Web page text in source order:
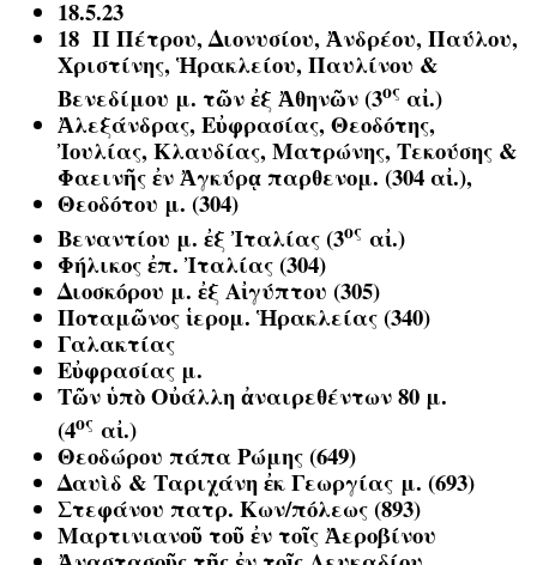
18.5.23
18 Π Πέτρου, Διονυσίου, Ἀνδρέου, Παύλου,
Χριστίνης, Ἡρακλείου, Παυλίνου &
Βενεδίμου μ. τῶν ἐξ Ἀθηνῶν (3ος αἰ.)
Ἀλεξάνδρας, Εὐφρασίας, Θεοδότης,
Ἰουλίας, Κλαυδίας, Ματρώνης, Τεκούσης &
Φαεινῆς ἐν Ἀγκύρᾳ παρθενομ. (304 αἰ.),
Θεοδότου μ. (304)
Βεναντίου μ. ἐξ Ἰταλίας (3ος αἰ.)
Φήλικος ἐπ. Ἰταλίας (304)
Διοσκόρου μ. ἐξ Αἰγύπτου (305)
Ποταμῶνος ἱερομ. Ἡρακλείας (340)
Γαλακτίας
Εὐφρασίας μ.
Τῶν ὑπὸ Οὐάλλη ἀναιρεθέντων 80 μ.
(4ος αἰ.)
Θεοδώρου πάπα Ρώμης (649)
Δαυὶδ & Ταριχάνη ἐκ Γεωργίας μ. (693)
Στεφάνου πατρ. Κων/πόλεως (893)
Μαρτινιανοῦ τοῦ ἐν τοῖς Ἀεροβίνου